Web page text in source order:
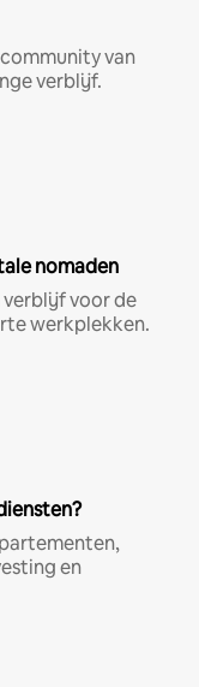
van
verblijf.
nomaden
verblijf voor de
werkplekken.
en